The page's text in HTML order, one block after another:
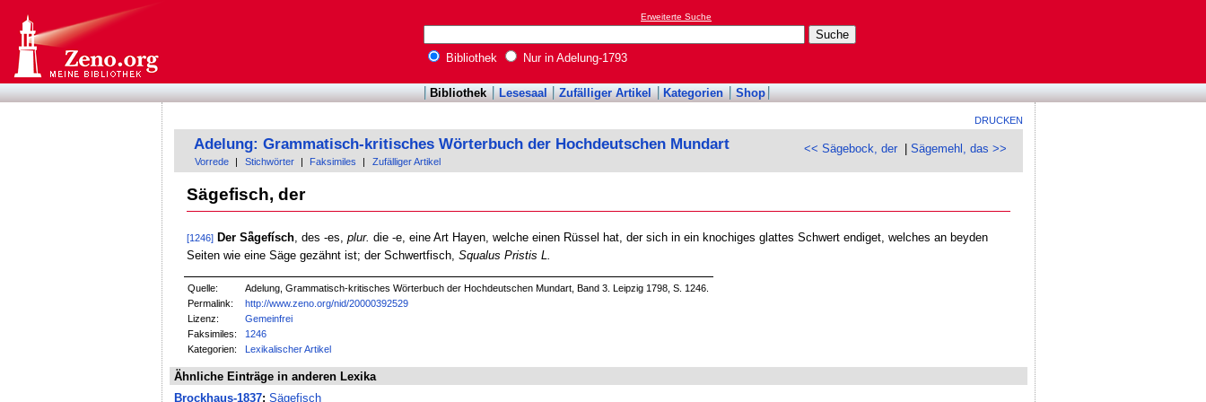
Erweiterte Suche
Bibliothek Nur in Adelung-1793
Bibliothek Lesesaal Zufälliger Artikel Kategorien Shop
DRUCKEN
<< Sägebock, der |Sägemehl, das >>
Adelung: Grammatisch-kritisches Wörterbuch der Hochdeutschen Mundart
Vorrede Stichwörter Faksimiles Zufälliger Artikel
Sägefisch, der
[1246] Der Sǟgefísch, des -es, plur. die -e, eine Art Hayen, welche einen Rüssel hat, der sich in ein knochiges glattes Schwert endiget, welches an beyden
Seiten wie eine Säge gezähnt ist; der Schwertfisch, Squalus Pristis L.
Quelle:
Adelung, Grammatisch-kritisches Wörterbuch der Hochdeutschen Mundart, Band 3. Leipzig 1798, S. 1246.
Permalink:
http://www.zeno.org/nid/20000392529
Lizenz:
Gemeinfrei
Faksimiles:
1246
Kategorien:
Lexikalischer Artikel
Ähnliche Einträge in anderen Lexika
Brockhaus-1837: Sägefisch